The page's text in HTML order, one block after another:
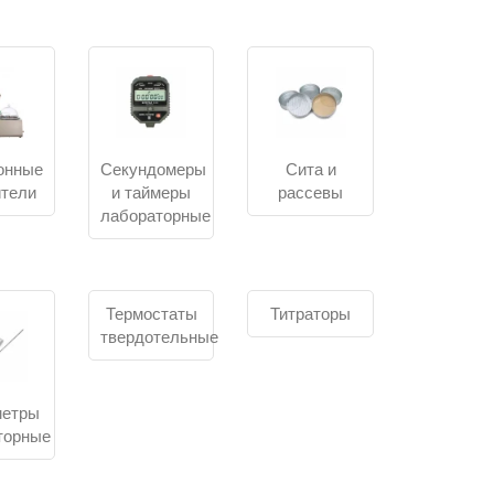
только цены. Для закупки лабораторного
гарантия, сертификаты или документы
44-ФЗ, 223-ФЗ, 275-ФЗ.
производственных площадок, снабженцев в
гарантийные условия, сервисное
от общей задачи к нужному разделу. На
пробоподготовки, нагрева, сушки,
Сначала пробу готовят, затем обрабатывают,
Секундомеры
и таймеры
лабораторные
Сита и
рассевы
Термостаты
твердотельные
Титраторы